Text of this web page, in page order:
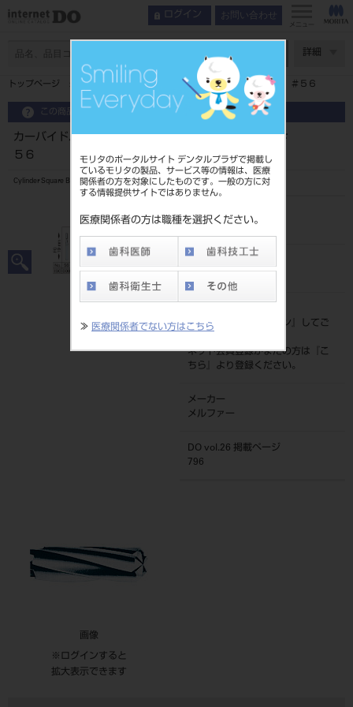
モリタのポータルサイト デンタルプラザで掲載し
ているモリタの製品、サービス等の情報は、医療
関係者の方を対象にしたものです。一般の方に対
する情報提供サイトではありません。
医療関係者の方は職種を選択ください。
≫ 医療関係者でない方はこちら
ログイン お問い合わせ
メニュー
詳細
トップページ カーバイドバーＦＧ ５入 ブリスターパック ＃５６
この商品に関するお問い合わせ
カーバイドバーＦＧ ５入 ブリスターパック ＃
５６
Cylinder Square Bur
品目コード
20650030356
価格の確認は『
ログイン
』してご
ネット会員登録がまだの方は『
こ
ちら
』より登録ください。
メーカー
メルファー
DO vol.26 掲載ページ
796
画像
※ログインすると
拡大表示できます